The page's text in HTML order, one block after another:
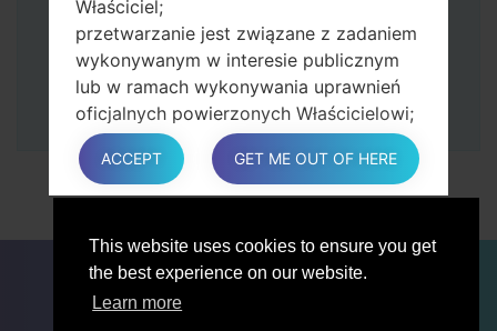
This website uses cookies to ensure you get
the best experience on our website.
Learn more
ponownego uruchamiania.
Na koniec naciśnij klawisz Start. Twój
telefon uruchomi się ponownie i odłączy
się od komputera.
PORÓWNAJ
Właściciel;
przetwarzanie jest związane z zadaniem
wykonywanym w interesie publicznym
lub w ramach wykonywania uprawnień
oficjalnych powierzonych Właścicielowi;
przetwarzanie jest konieczne do celów
zgodnych z prawem interesów
prowadzonej przez właściciela lub
W każdym przypadku Właściciel z
przyjemnością pomoże wyjaśnić
konkretną podstawę prawną, która ma
ACCEPT GET ME OUT OF HERE